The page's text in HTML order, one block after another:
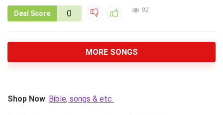
Deal Score 0 92
MORE SONGS
Shop Now: Bible, songs & etc